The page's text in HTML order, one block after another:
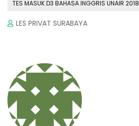
TES MASUK D3 BAHASA INGGRIS UNAIR 2018
LES PRIVAT SURABAYA